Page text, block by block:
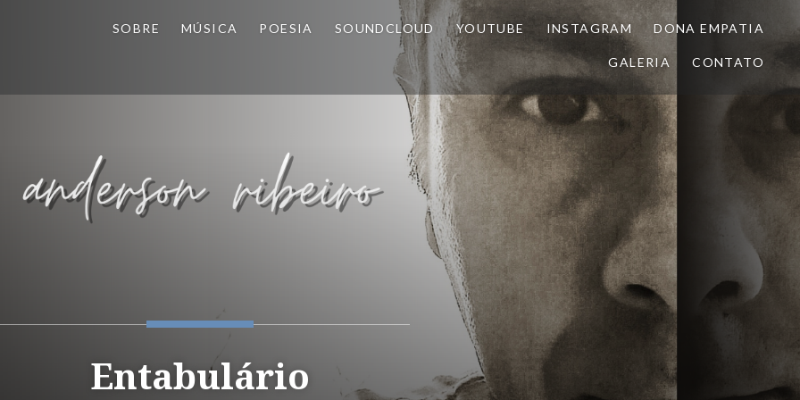
SOBRE MÚSICA POESIA SOUNDCLOUD YOUTUBE INSTAGRAM DONA EMPATIA
GALERIA CONTATO
Entabulário